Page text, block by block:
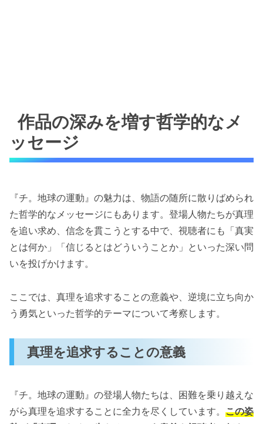
作品の深みを増す哲学的なメ
ッセージ
『チ。地球の運動』の魅力は、物語の随所に散りばめられ
た哲学的なメッセージにもあります。登場人物たちが真理
を追い求め、信念を貫こうとする中で、視聴者にも「真実
とは何か」「信じるとはどういうことか」といった深い問
いを投げかけます。
ここでは、真理を追求することの意義や、逆境に立ち向か
う勇気といった哲学的テーマについて考察します。
真理を追求することの意義
『チ。地球の運動』の登場人物たちは、困難を乗り越えな
がら真理を追求することに全力を尽くしています。 この姿